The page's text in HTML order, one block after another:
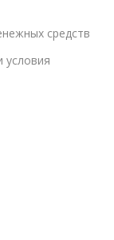
средств
условия